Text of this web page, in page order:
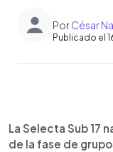
PorCésar
Publicado el
Escuchar
La Selecta Sub 17
de la fase de